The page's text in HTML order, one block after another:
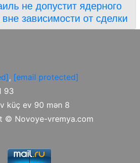
не допустит ядерного
зависимости от сделки
, [email protected]
93
küç ev 90 mən 8
© Novoye-vremya.com